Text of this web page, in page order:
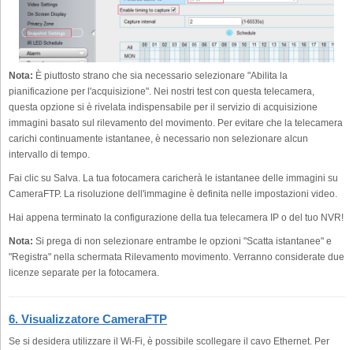
Nota: È piuttosto strano che sia necessario selezionare "Abilita la
pianificazione per l'acquisizione". Nei nostri test con questa telecamera,
questa opzione si è rivelata indispensabile per il servizio di acquisizione
immagini basato sul rilevamento del movimento. Per evitare che la telecamera
carichi continuamente istantanee, è necessario non selezionare alcun
intervallo di tempo.
Fai clic su Salva. La tua fotocamera caricherà le istantanee delle immagini su
CameraFTP. La risoluzione dell'immagine è definita nelle impostazioni video.
Hai appena terminato la configurazione della tua telecamera IP o del tuo NVR!
Nota: Si prega di non selezionare entrambe le opzioni "Scatta istantanee" e
"Registra" nella schermata Rilevamento movimento. Verranno considerate due
licenze separate per la fotocamera.
6. Visualizzatore CameraFTP
Se si desidera utilizzare il Wi-Fi, è possibile scollegare il cavo Ethernet. Per